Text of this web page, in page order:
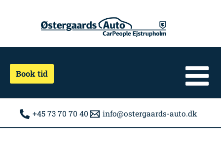
Book tid
+45 73 70 70 40 info@ostergaards-auto.dk